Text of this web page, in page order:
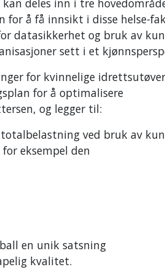
deles inn i tre
for å få innsikt i disse helse-
datasikkerhet og bruk av
sett i et
for kvinnelige
for å optimalisere
og legger til:
totalbelastning ved bruk av
eksempel den
en unik satsning
kvalitet.